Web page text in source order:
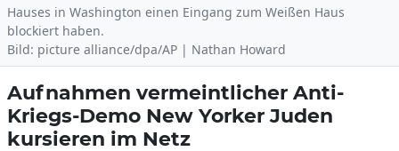
Hauses in Washington einen Eingang zum Weißen Haus
blockiert haben.
Bild: picture alliance/dpa/AP | Nathan Howard
Aufnahmen vermeintlicher Anti-
Kriegs-Demo New Yorker Juden
kursieren im Netz